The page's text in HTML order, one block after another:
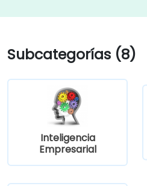
Subcategorías (8)
Inteligencia
Empresarial